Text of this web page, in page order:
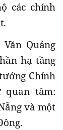
các chính
Quảng
hạ tầng
Chính
tâm:
và một